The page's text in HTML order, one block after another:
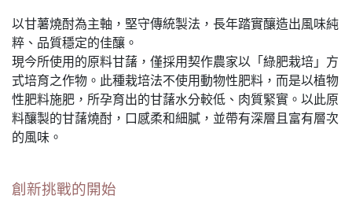
以甘薯燒酎為主軸，堅守傳統製法，長年踏實釀造出風味純
粹、品質穩定的佳釀。
現今所使用的原料甘藷，僅採用契作農家以「綠肥栽培」方
式培育之作物。此種栽培法不使用動物性肥料，而是以植物
性肥料施肥，所孕育出的甘藷水分較低、肉質緊實。以此原
料釀製的甘藷燒酎，口感柔和細膩，並帶有深層且富有層次
的風味。
創新挑戰的開始